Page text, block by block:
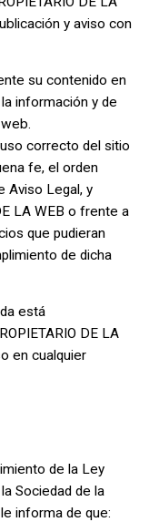
y aviso con
su contenido en
información y de
correcto del sitio
fe, el orden
Aviso Legal, y
LA WEB o frente a
que pudieran
de dicha
está
DE LA
en cualquier
de la Ley
Sociedad de la
informa de que: